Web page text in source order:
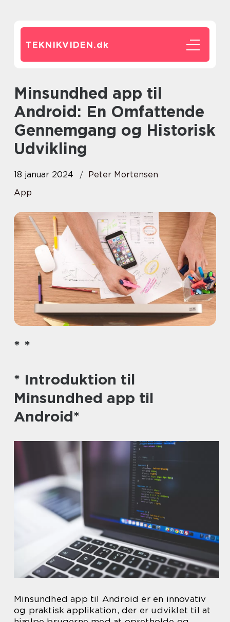
TEKNIKVIDEN.dk
Minsundhed app til
Android: En Omfattende
Gennemgang og Historisk
Udvikling
18 januar 2024
Peter Mortensen
App
* *
* Introduktion til
Minsundhed app til
Android*
Minsundhed app til Android er en innovativ
og praktisk applikation, der er udviklet til at